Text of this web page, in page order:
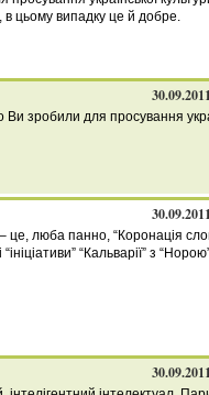
в цьому випадку це й добре.
зробили для просування
– це, люба панно, “Коронація
“Кальварії” з